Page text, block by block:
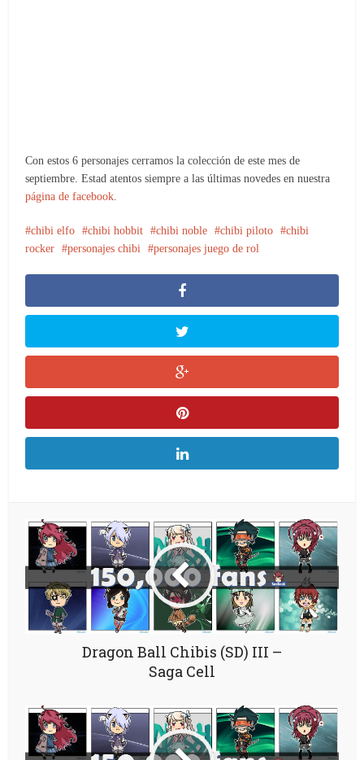
Con estos 6 personajes cerramos la colección de este mes de
septiembre. Estad atentos siempre a las últimas novedes en nuestra
página de facebook.
chibi elfo chibi hobbit chibi noble chibi piloto
chibi
rocker
personajes chibi personajes juego de rol
Dragon Ball Chibis (SD) III –
Saga Cell